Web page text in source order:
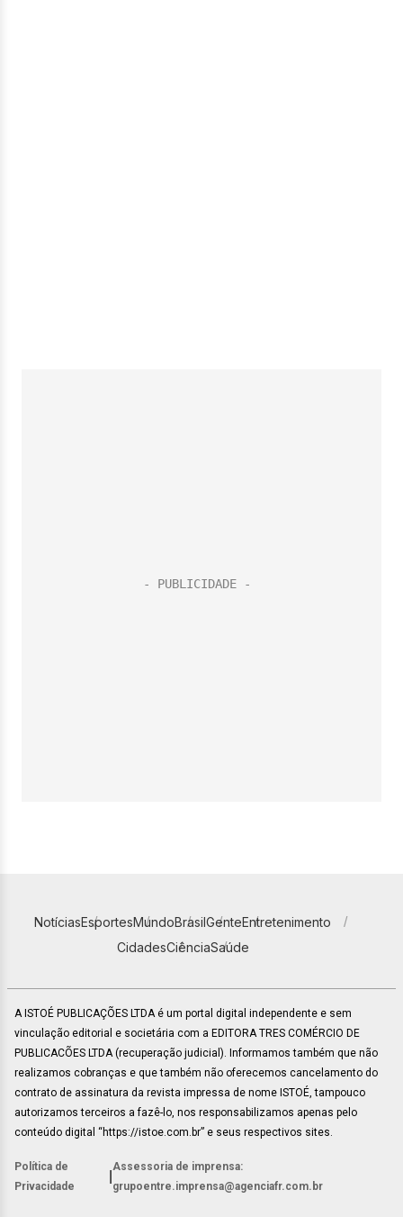
NotíciasEsportesMundoBrasilGenteEntretenimento
CidadesCiênciaSaúde
A ISTOÉ PUBLICAÇÕES LTDA é um portal digital independente e sem
vinculação editorial e societária com a EDITORA TRES COMÉRCIO DE
PUBLICACÕES LTDA (recuperação judicial). Informamos também que não
realizamos cobranças e que também não oferecemos cancelamento do
contrato de assinatura da revista impressa de nome ISTOÉ, tampouco
autorizamos terceiros a fazê-lo, nos responsabilizamos apenas pelo
conteúdo digital “https://istoe.com.br” e seus respectivos sites.
Política de
Privacidade
Assessoria de imprensa:
grupoentre.imprensa@agenciafr.com.br